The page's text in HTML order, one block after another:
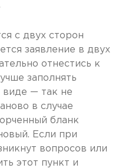
с двух сторон
заявление в двух
отнестись к
заполнять
виде — так не
в случае
бланк
Если при
вопросов или
этот пункт и